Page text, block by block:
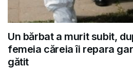
Un bărbat a murit subit,
femeia căreia îi repara
gătit